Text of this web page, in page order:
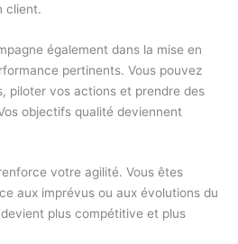
client.
également dans la mise en
pertinents. Vous pouvez
piloter vos actions et prendre des
objectifs qualité deviennent
votre agilité. Vous êtes
aux imprévus ou aux évolutions du
plus compétitive et plus